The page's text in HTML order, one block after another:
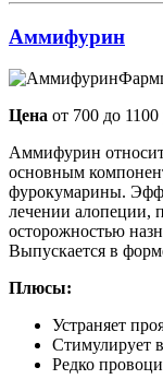
Аммифурин
Цена от 700 до 1100
Аммифурин
основным
фурокумарины.
лечении алопеции,
осторожностью
Выпускается в
Плюсы:
Устраняет
Стимулирует
Редко